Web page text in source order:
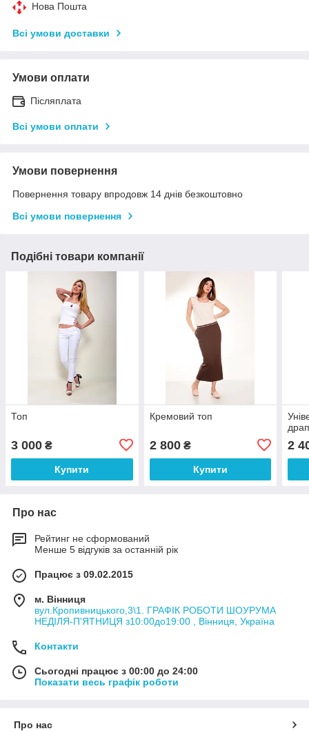
Нова Пошта
Всі умови доставки
Умови оплати
Післяплата
Всі умови оплати
Умови повернення
Повернення товару впродовж 14 днів безкоштовно
Всі умови повернення
Подібні товари компанії
Топ
3 000 ₴
Купити
Кремовий топ
2 800₴
Купити
2
Про нас
Рейтинг не сформований
Менше 5 відгуків за останній рік
Працює з 09.02.2015
м. Вінниця
вул.Кропивницького,3\1. ГРАФІК РОБОТИ ШОУРУМА
НЕДІЛЯ-П'ЯТНИЦЯ з10:00до19:00 , Вінниця, Україна
Контакти
Сьогодні працює з 00:00 до 24:00
Показати весь графік роботи
Про нас